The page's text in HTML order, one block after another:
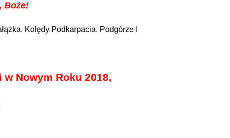
Boże!
Kolędy Podkarpacia. Podgórze I
Nowym Roku 2018,